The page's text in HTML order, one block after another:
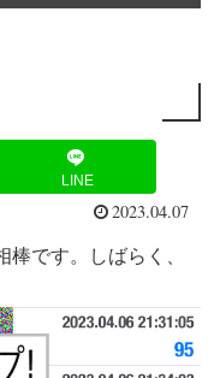
LINE
2023.04.07
です。しばらく、